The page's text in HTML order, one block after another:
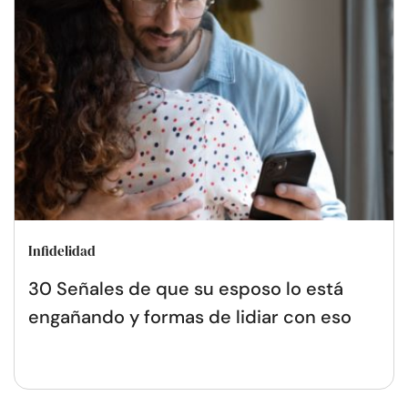
Infidelidad
30 Señales de que su esposo lo está
engañando y formas de lidiar con eso